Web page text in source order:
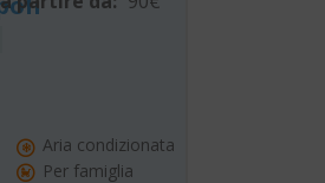
Aria condizionata
Per famiglia